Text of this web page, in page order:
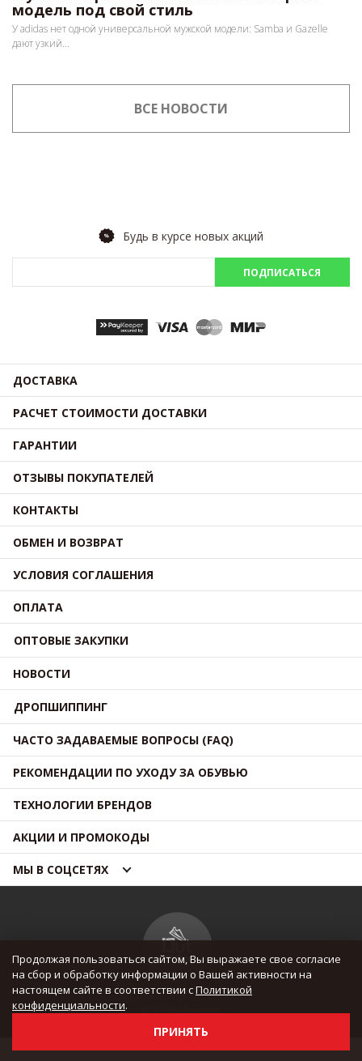
модель под свой стиль
У adidas нет одной универсальной мужской модели: Samba и Gazelle
дают узкий...
ВСЕ НОВОСТИ
Будь в курсе новых акций
ПОДПИСАТЬСЯ
ДОСТАВКА
РАСЧЕТ СТОИМОСТИ ДОСТАВКИ
ГАРАНТИИ
ОТЗЫВЫ ПОКУПАТЕЛЕЙ
КОНТАКТЫ
ОБМЕН И ВОЗВРАТ
УСЛОВИЯ СОГЛАШЕНИЯ
ОПЛАТА
ОПТОВЫЕ ЗАКУПКИ
НОВОСТИ
ДРОПШИППИНГ
ЧАСТО ЗАДАВАЕМЫЕ ВОПРОСЫ (FAQ)
РЕКОМЕНДАЦИИ ПО УХОДУ ЗА ОБУВЬЮ
ТЕХНОЛОГИИ БРЕНДОВ
АКЦИИ И ПРОМОКОДЫ
МЫ В СОЦСЕТЯХ
© OUTMAXSHOP 2012 — 2026
Продолжая пользоваться сайтом, Вы выражаете свое согласие
на сбор и обработку информации о Вашей активности на
настоящем сайте в соответствии сПолитикой
конфиденциальности.
ПРИНЯТЬ